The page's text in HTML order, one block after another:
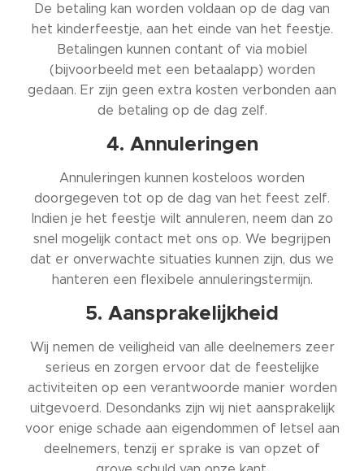
De betaling kan worden voldaan op de dag van
het kinderfeestje, aan het einde van het feestje.
Betalingen kunnen contant of via mobiel
(bijvoorbeeld met een betaalapp) worden
gedaan. Er zijn geen extra kosten verbonden aan
de betaling op de dag zelf.
4. Annuleringen
Annuleringen kunnen kosteloos worden
doorgegeven tot op de dag van het feest zelf.
Indien je het feestje wilt annuleren, neem dan zo
snel mogelijk contact met ons op. We begrijpen
dat er onverwachte situaties kunnen zijn, dus we
hanteren een flexibele annuleringstermijn.
5. Aansprakelijkheid
Wij nemen de veiligheid van alle deelnemers zeer
serieus en zorgen ervoor dat de feestelijke
activiteiten op een verantwoorde manier worden
uitgevoerd. Desondanks zijn wij niet aansprakelijk
voor enige schade aan eigendommen of letsel aan
deelnemers, tenzij er sprake is van opzet of